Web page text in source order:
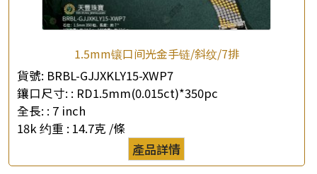
1.5mm镶口间光金手链/斜纹/7排
貨號: BRBL-GJJXKLY15-XWP7
鑲口尺寸: : RD1.5mm(0.015ct)*350pc
全長: : 7 inch
18k 约重 : 14.7克 /條
產品詳情